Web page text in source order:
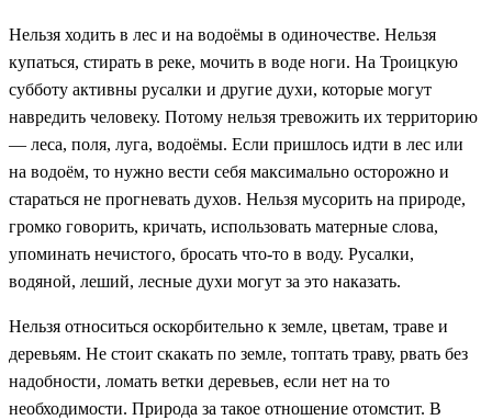
Нельзя ходить в лес и на водоёмы в одиночестве. Нельзя
купаться, стирать в реке, мочить в воде ноги. На Троицкую
субботу активны русалки и другие духи, которые могут
навредить человеку. Потому нельзя тревожить их территорию
— леса, поля, луга, водоёмы. Если пришлось идти в лес или
на водоём, то нужно вести себя максимально осторожно и
стараться не прогневать духов. Нельзя мусорить на природе,
громко говорить, кричать, использовать матерные слова,
упоминать нечистого, бросать что-то в воду. Русалки,
водяной, леший, лесные духи могут за это наказать.
Нельзя относиться оскорбительно к земле, цветам, траве и
деревьям. Не стоит скакать по земле, топтать траву, рвать без
надобности, ломать ветки деревьев, если нет на то
необходимости. Природа за такое отношение отомстит. В